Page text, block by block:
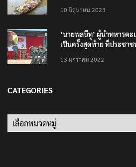
10 มิถุนายน 2023
‘นายพลบีทู’ ผู้นำทหารคะ
เป็นครั้งสุดท้าย ที่ประชา
13 มกราคม 2022
CATEGORIES
Categories